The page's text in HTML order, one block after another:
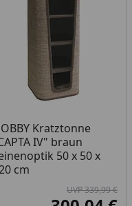
Kratztonne
IV" braun
50 x 50 x
cm
UVP 339,99 €